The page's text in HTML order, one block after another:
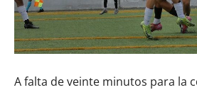
A falta de veinte minutos para la